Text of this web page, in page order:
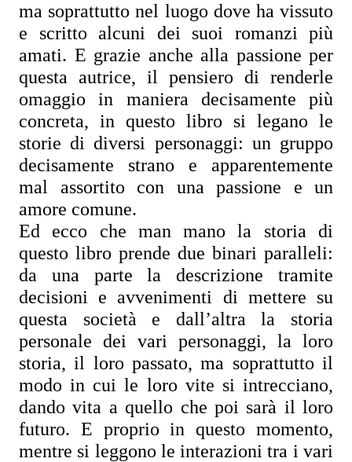
ma soprattutto nel luogo dove ha vissuto
e scritto alcuni dei suoi romanzi più
amati. E grazie anche alla passione per
questa autrice, il pensiero di renderle
omaggio in maniera decisamente più
concreta, in questo libro si legano le
storie di diversi personaggi: un gruppo
decisamente strano e apparentemente
mal assortito con una passione e un
amore comune.
Ed ecco che man mano la storia di
questo libro prende due binari paralleli:
da una parte la descrizione tramite
decisioni e avvenimenti di mettere su
questa società e dall’altra la storia
personale dei vari personaggi, la loro
storia, il loro passato, ma soprattutto il
modo in cui le loro vite si intrecciano,
dando vita a quello che poi sarà il loro
futuro. E proprio in questo momento,
mentre si leggono le interazioni tra i vari